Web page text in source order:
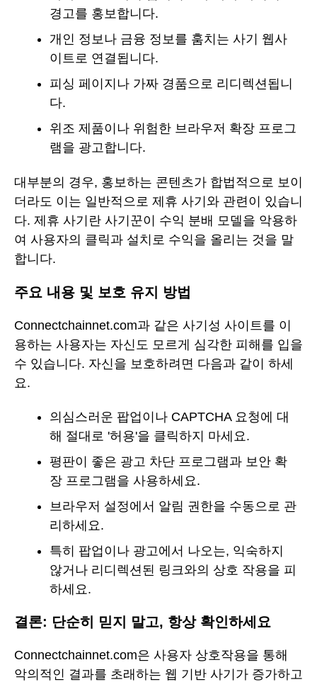
경고를 홍보합니다.
개인 정보나 금융 정보를 훔치는 사기 웹사
이트로 연결됩니다.
피싱 페이지나 가짜 경품으로 리디렉션됩니
다.
위조 제품이나 위험한 브라우저 확장 프로그
램을 광고합니다.
대부분의 경우, 홍보하는 콘텐츠가 합법적으로 보이
더라도 이는 일반적으로 제휴 사기와 관련이 있습니
다. 제휴 사기란 사기꾼이 수익 분배 모델을 악용하
여 사용자의 클릭과 설치로 수익을 올리는 것을 말
합니다.
주요 내용 및 보호 유지 방법
Connectchainnet.com과 같은 사기성 사이트를 이
용하는 사용자는 자신도 모르게 심각한 피해를 입을
수 있습니다. 자신을 보호하려면 다음과 같이 하세
요.
의심스러운 팝업이나 CAPTCHA 요청에 대
해 절대로 '허용'을 클릭하지 마세요.
평판이 좋은 광고 차단 프로그램과 보안 확
장 프로그램을 사용하세요.
브라우저 설정에서 알림 권한을 수동으로 관
리하세요.
특히 팝업이나 광고에서 나오는, 익숙하지
않거나 리디렉션된 링크와의 상호 작용을 피
하세요.
결론: 단순히 믿지 말고, 항상 확인하세요
Connectchainnet.com은 사용자 상호작용을 통해
악의적인 결과를 초래하는 웹 기반 사기가 증가하고